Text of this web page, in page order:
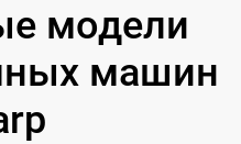
модели
машин